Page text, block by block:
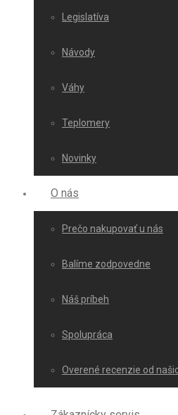
Legislatíva
Návody
Váhy
Teplomery
Novinky
O nás
Prečo nakupovať u nás
Balíme zodpovedne
Náš príbeh
Spolupráca
Overené recenzie od